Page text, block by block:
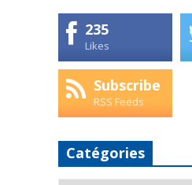
235
Likes
Subscribe
RSS Feeds
Catégories